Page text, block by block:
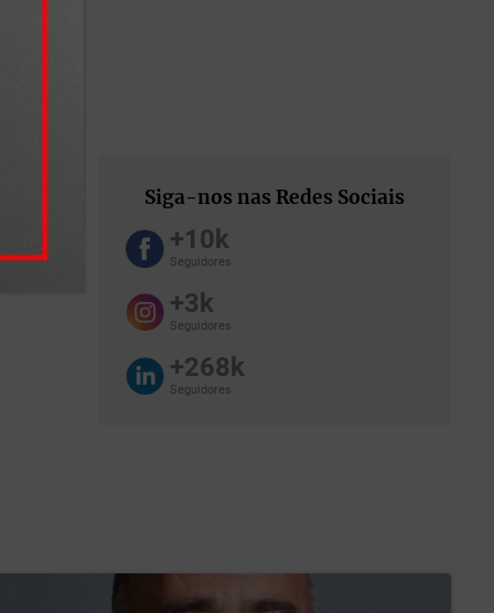
Siga-nos nas Redes Sociais
+10k
Seguidores
+3k
Seguidores
+268k
Seguidores